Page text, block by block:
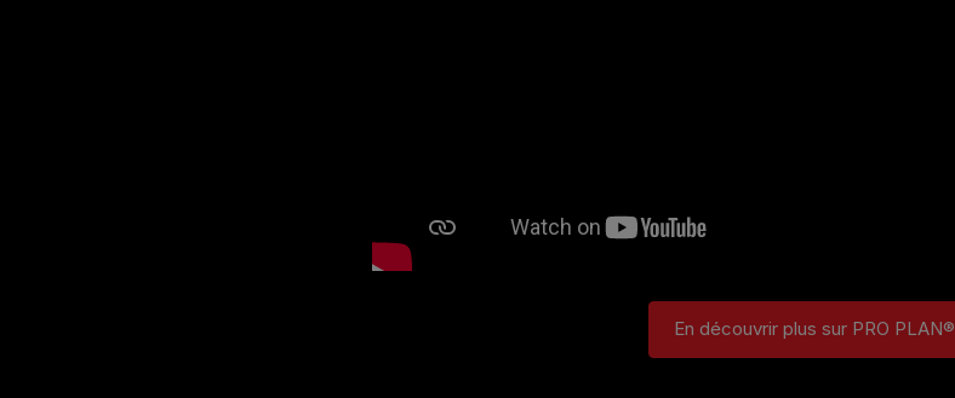
En découvrir plus sur PRO PLAN®